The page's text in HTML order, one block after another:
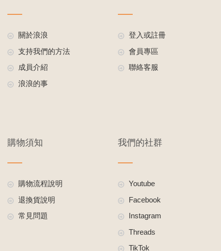
關於浪浪
支持我們的方法
成員介紹
浪浪的事
登入或註冊
會員專區
聯絡客服
購物須知
購物流程說明
退換貨說明
常見問題
我們的社群
Youtube
Facebook
Instagram
Threads
TikTok